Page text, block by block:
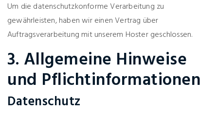
Um die datenschutzkonforme Verarbeitung zu
gewährleisten, haben wir einen Vertrag über
Auftragsverarbeitung mit unserem Hoster geschlossen.
3. Allgemeine Hinweise
und Pflichtinformationen
Datenschutz